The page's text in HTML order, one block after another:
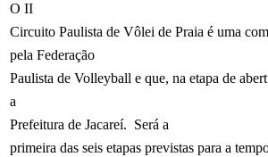
O II
Circuito Paulista de Vôlei de Praia é uma
pela Federação
Paulista de Volleyball e que, na etapa de
a
Prefeitura de Jacareí. Será a
primeira das seis etapas previstas para a